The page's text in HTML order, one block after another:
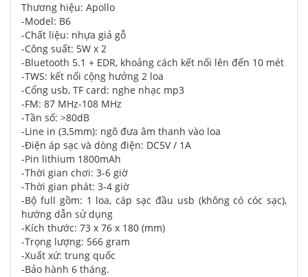
Thương hiệu: Apollo
-Model: B6
-Chất liệu: nhựa giả gỗ
-Công suất: 5W x 2
-Bluetooth 5.1 + EDR, khoảng cách kết nối lên đến 10 mét
-TWS: kết nối cộng hưởng 2 loa
-Cổng usb, TF card: nghe nhạc mp3
-FM: 87 MHz-108 MHz
-Tần số: >80dB
-Line in (3,5mm): ngõ đưa âm thanh vào loa
-Điện áp sạc và dòng điện: DC5V / 1A
-Pin lithium 1800mAh
-Thời gian chơi: 3-6 giờ
-Thời gian phát: 3-4 giờ
-Bộ full gồm: 1 loa, cáp sạc đầu usb (không có cóc sạc),
hướng dẫn sử dụng
-Kích thước: 73 x 76 x 180 (mm)
-Trọng lượng: 566 gram
-Xuất xứ: trung quốc
-Bảo hành 6 tháng.